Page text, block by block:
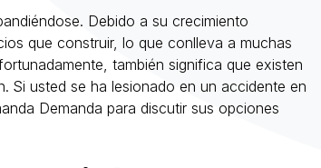
Debido a su crecimiento
que construir, lo que conlleva a muchas
también significa que existen
Si usted se ha lesionado en un accidente en
Demanda para discutir sus opciones